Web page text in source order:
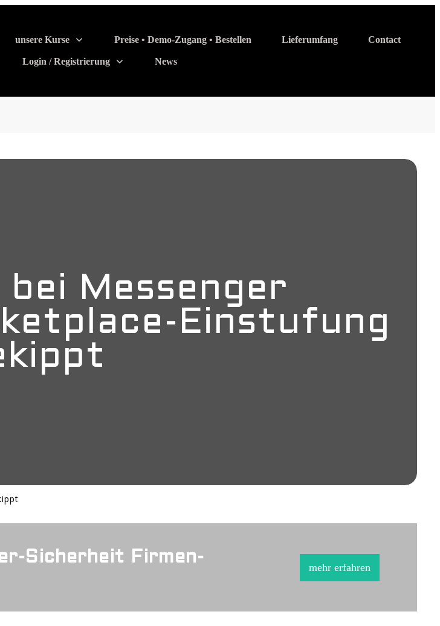
unsere Kurse Preise • Demo-Zugang • Bestellen Lieferumfang Contact
Login / Registrierung News
Messenger
Einstufung
Sicherheit Firmen-
mehr erfahren